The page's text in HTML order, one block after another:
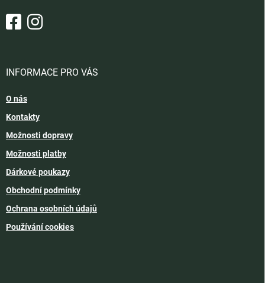
INFORMACE PRO VÁS
O nás
Kontakty
Možnosti dopravy
Možnosti platby
Dárkové poukazy
Obchodní podmínky
Ochrana osobních údajů
Používání cookies